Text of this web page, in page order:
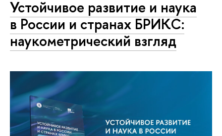
Устойчивое развитие и наука
в России и странах БРИКС:
наукометрический взгляд